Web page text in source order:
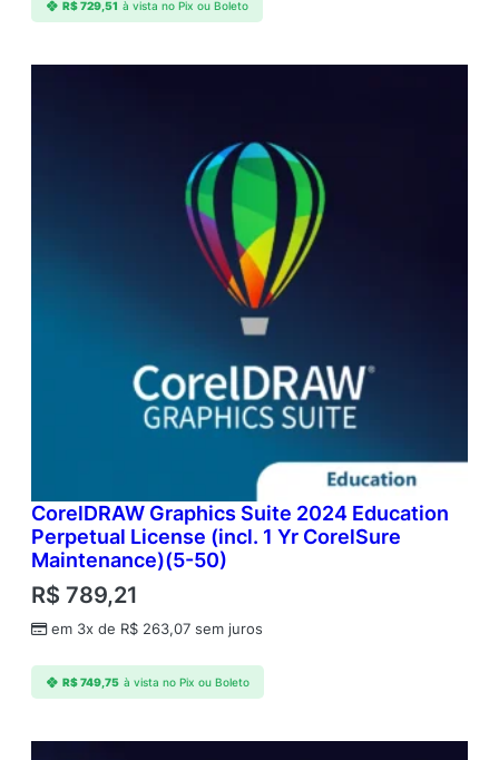
R$729,51 à vista no Pix ou Boleto
CorelDRAW Graphics Suite 2024 Education
Perpetual License (incl. 1 Yr CorelSure
Maintenance)(5-50)
R$ 789,21
em 3x de R$ 263,07 sem juros
R$749,75 à vista no Pix ou Boleto